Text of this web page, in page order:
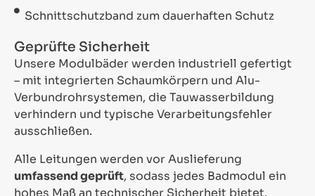
Schnittschutzband zum dauerhaften Schutz
Geprüfte Sicherheit
Unsere Modulbäder werden industriell gefertigt
– mit integrierten Schaumkörpern und Alu-
Verbundrohrsystemen, die Tauwasserbildung
verhindern und typische Verarbeitungsfehler
ausschließen.
Alle Leitungen werden vor Auslieferung
umfassend geprüft, sodass jedes Badmodul ein
hohes Maß an technischer Sicherheit bietet.